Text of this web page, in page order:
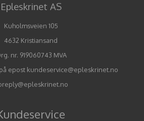
Epleskrinet AS
Kuholmsveien 105
4632 Kristiansand
nr. 919060743 MVA
epost kundeservice@epleskrinet.no